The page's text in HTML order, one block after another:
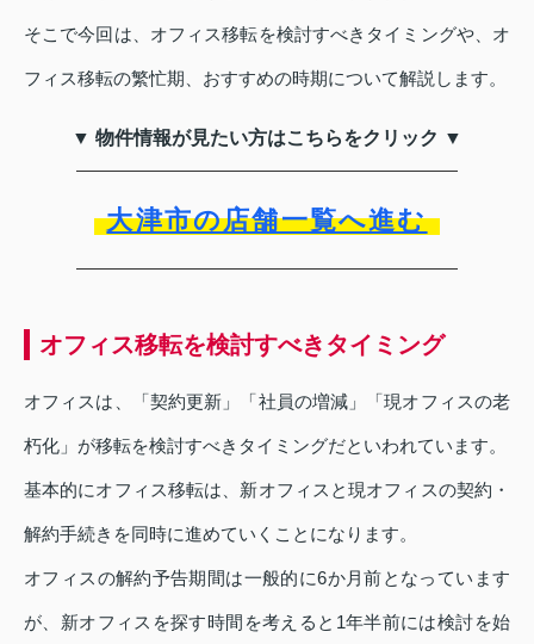
そこで今回は、オフィス移転を検討すべきタイミングや、オ
フィス移転の繁忙期、おすすめの時期について解説します。
▼ 物件情報が見たい方はこちらをクリック ▼
大津市の店舗一覧へ進む
オフィス移転を検討すべきタイミング
オフィスは、「契約更新」「社員の増減」「現オフィスの老
朽化」が移転を検討すべきタイミングだといわれています。
基本的にオフィス移転は、新オフィスと現オフィスの契約・
解約手続きを同時に進めていくことになります。
オフィスの解約予告期間は一般的に6か月前となっています
が、新オフィスを探す時間を考えると1年半前には検討を始